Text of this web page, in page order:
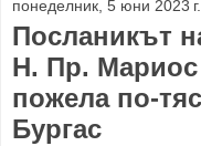
понеделник, 5 юни 2023 г.
Посланикът
Н. Пр.
пожела по-
Бургас